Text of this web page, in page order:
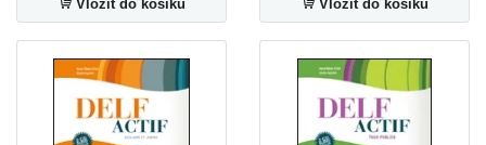
Vložit do košíku Vložit do košíku